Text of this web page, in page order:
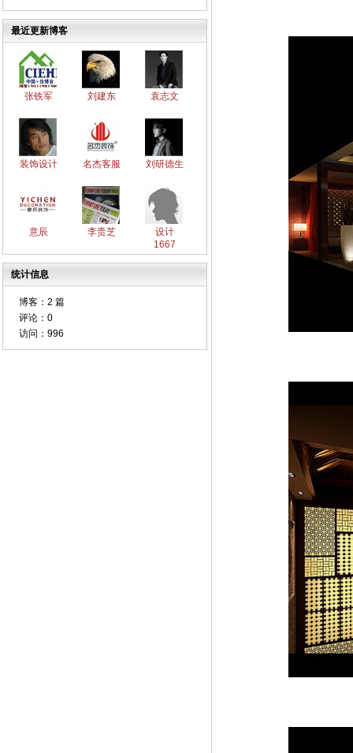
最近更新博客
张铁军 刘建东 袁志文
装饰设计 名杰客服 刘研德生
意辰 李贵芝
设计
1667
统计信息
博客： 2 篇
评论： 0
访问： 996